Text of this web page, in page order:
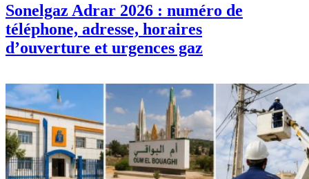
Sonelgaz Adrar 2026 : numéro de
téléphone, adresse, horaires
d’ouverture et urgences gaz